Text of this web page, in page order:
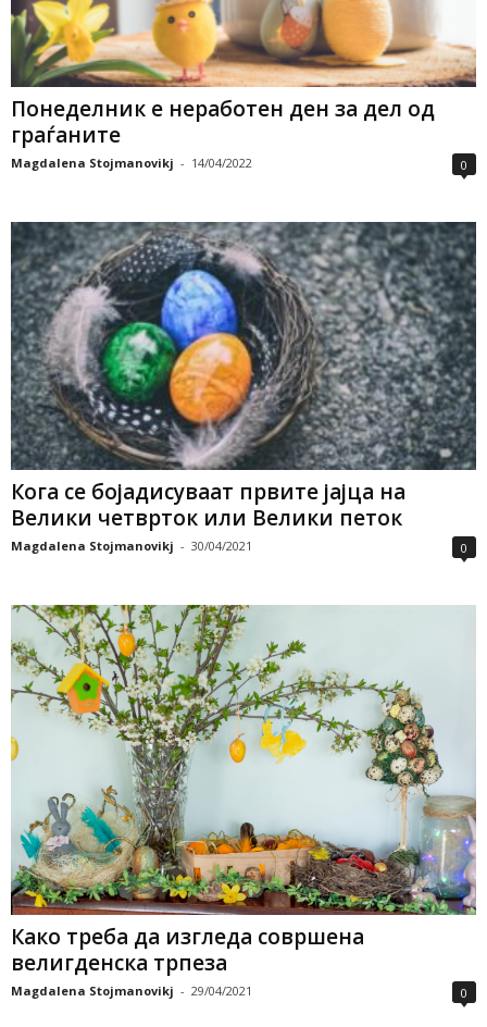
Понеделник е неработен ден за дел од
граѓаните
Magdalena Stojmanovikj - 14/04/2022 0
Кога се бојадисуваат првите јајца на
Велики четврток или Велики петок
Magdalena Stojmanovikj - 30/04/2021 0
Како треба да изгледа совршена
велигденска трпеза
Magdalena Stojmanovikj - 29/04/2021 0